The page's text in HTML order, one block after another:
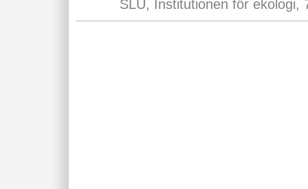
SLU, Institutionen för ekologi,